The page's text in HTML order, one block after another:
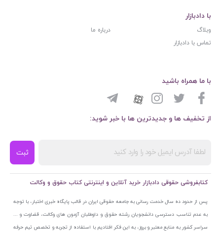
با دادبازار
وبلاگ
درباره ما
تماس با دادبازار
از تخفیف ها و جدیدترین ها با خبر شوید:
ثبت
با ما همراه باشید
کتابفروشی حقوقی دادبازار خرید آنلاین و اینترنتی کتاب حقوق و وکالت
پس از حدود ده سال خدمت رسانی به جامعه حقوقی ایران در قالب پایگاه خبری اختبار، با توجه
به عدم تناسب دسترسی دانشجویان رشته حقوق و داوطلبان آزمون های وکالت، قضاوت و ...
سراسر کشور به منابع معتبر و بروز، به این فکر افتادیم با استفاده از تجربه و تخصص تیم حرفه